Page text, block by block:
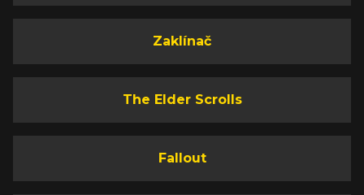
Zaklínač
The Elder Scrolls
Fallout